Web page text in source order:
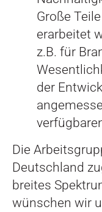
Große
erarbeitet
z.B. für
der
Die
Deutschland
breites
wünschen wir